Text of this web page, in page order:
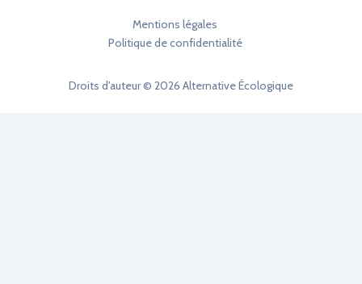
Mentions légales
Politique de confidentialité
Droits d'auteur © 2026 Alternative Écologique